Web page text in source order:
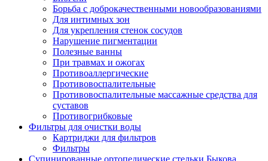
Борьба с доброкачественными новообразованиями
Для интимных зон
Для укрепления стенок сосудов
Нарушение пигментации
Полезные ванны
При травмах и ожогах
Противоаллергические
Противовоспалительные
Противовоспалительные массажные средства для
суставов
Противогрибковые
Фильтры для очистки воды
Картриджи для фильтров
Фильтры
Супинированные ортопедические стельки Быкова